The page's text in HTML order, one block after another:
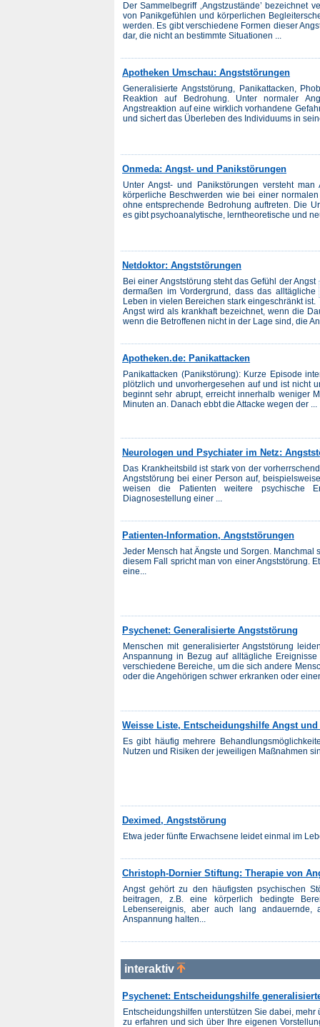
Der Sammelbegriff ‚Angstzustände’ bezeichnet
von Panikgefühlen und körperlichen
werden. Es gibt verschiedene Formen dieser
dar, die nicht an bestimmte Situationen ...
Apotheken Umschau: Angststörungen
Generalisierte Angststörung, Panikattacken,
Reaktion auf Bedrohung. Unter normaler
Angstreaktion auf eine wirklich vorhandene
und sichert das Überleben des Individuums in
Onmeda: Angst- und Panikstörungen
Unter Angst- und Panikstörungen versteht
körperliche Beschwerden wie bei einer
ohne entsprechende Bedrohung auftreten. Die
es gibt psychoanalytische, lerntheoretische und
Netdoktor: Angststörungen
Bei einer Angststörung steht das Gefühl der Angst
dermaßen im Vordergrund, dass das alltägliche
Leben in vielen Bereichen stark eingeschränkt ist.
Angst wird als krankhaft bezeichnet, wenn die
wenn die Betroffenen nicht in der Lage sind, die
Apotheken.de: Panikattacken
Panikattacken (Panikstörung): Kurze Episode
plötzlich und unvorhergesehen auf und ist nicht
beginnt sehr abrupt, erreicht innerhalb weniger
Minuten an. Danach ebbt die Attacke wegen der ...
Neurologen und Psychiater im Netz:
Das Krankheitsbild ist stark von der
Angststörung bei einer Person auf,
weisen die Patienten weitere psychische
Diagnosestellung einer ...
Patienten-Information, Angststörungen
Jeder Mensch hat Ängste und Sorgen.
diesem Fall spricht man von einer Angststörung.
eine...
Psychenet: Generalisierte Angststörung
Menschen mit generalisierter Angststörung
Anspannung in Bezug auf alltägliche
verschiedene Bereiche, um die sich andere
oder die Angehörigen schwer erkranken oder
Weisse Liste, Entscheidungshilfe Angst und
Es gibt häufig mehrere
Nutzen und Risiken der jeweiligen Maßnahmen
Deximed, Angststörung
Etwa jeder fünfte Erwachsene leidet einmal im
Christoph-Dornier Stiftung: Therapie von
Angst gehört zu den häufigsten psychischen
beitragen, z.B. eine körperlich bedingte
Lebensereignis, aber auch lang
Anspannung halten...
interaktiv
Psychenet: Entscheidungshilfe
Entscheidungshilfen unterstützen Sie dabei,
zu erfahren und sich über Ihre eigenen